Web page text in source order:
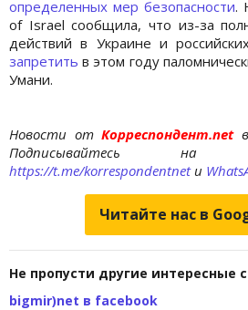
определенных мер безопасности.
of Israel сообщила, что из-за
действий в Украине и
запретить в этом году
Умани.
Новости отКорреспондент.net
Подписывайтесь
https://t.me/korrespondentnetи
Читайте нас в
Не пропусти другие интересные
bigmir)net в facebook